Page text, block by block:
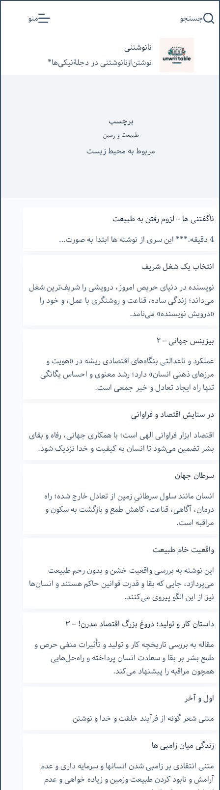
به
جستجو منو
نانوشتنی
نوشتن‌از‌نانوشتنی‌ در‌ دجلۀنیکی‌ها*
برچسب
طبیعت و زمین
مربوط به محیط زیست
ناگفتنی ها – لزوم رفتن به طبیعت
4 دقیقه.*** این سری از نوشته ها ابتدا به صورت…
انتخاب یک شغل شریف
نویسنده در دنیای حریص امروز، درویشی را شریف‌ترین شغل
می‌داند؛ زندگی ساده، قناعت و روشنگری با عمل، و خود را
«درویش نویسنده» می‌نامد.
بیزینس جهانی – ٢
عملکرد و ناعدالتی بنگاه‌های اقتصادی ریشه در «هویت و
مرزهای ذهنی انسان» دارد؛ رشد معنوی و احساس یگانگی
تنها راه ایجاد تعادل و خیر جمعی است.
در ستایش اقتصاد و فراوانی
اقتصاد ابزار فراوانی الهی است؛ با همکاری جهانی، رفاه و بقای
بشر تضمین می‌شود تا انسان به کیفیت و خدا نزدیک شود.
سرطان جهان
انسان مانند سلول سرطانیِ زمین از تعادل خارج شده؛ راه
درمان، آگاهی، قناعت، کاهش طمع و بازگشت به سکون و
مراقبه است.
واقعیت خام طبیعت
این نوشته به بررسی واقعیت خشن و بدون رحم طبیعت
می‌پردازد، جایی که بقا و قدرت قوانین حاکم هستند و انسان‌ها
نیز از این الگو پیروی می‌کنند.
داستان کار و تولید؛ دروغ بزرگ اقتصاد مدرن! – ۳
مقاله به بررسی تاریخچه کار و تولید و تأثیرات منفی حرص و
طمع بشر بر بقا و سعادت انسان پرداخته و راه‌حل‌هایی
همچون مراقبه را پیشنهاد می‌کند.
اول و آخر
متنی شعر گونه از فرآیند خلقت و خدا و نوشتن
زندگی میان زامبی ها
متنی انتقادی بر زامبی شدن انسانها و سرمایه داری و عدم
آرامش و نابود کردن طبیعت وزمین و زیاده خواهی و عدم